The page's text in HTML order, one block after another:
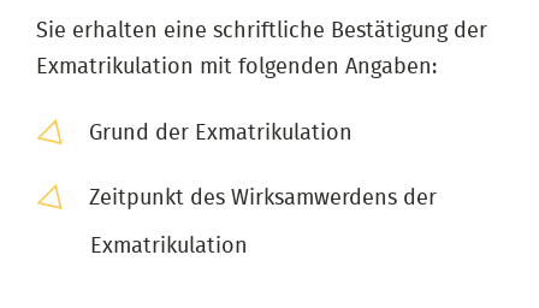
Sie erhalten eine schriftliche Bestätigung der
Exmatrikulation mit folgenden Angaben:
Grund der Exmatrikulation
Zeitpunkt des Wirksamwerdens der
Exmatrikulation